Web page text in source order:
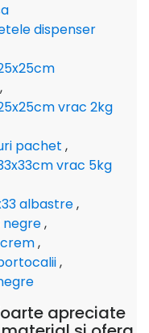
dispenser
,
vrac 2kg
pachet ,
vrac 5kg
albastre,
negre,
,
,
apreciate